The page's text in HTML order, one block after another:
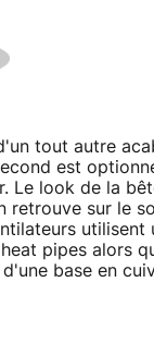
tout autre
est
Le look de la
retrouve sur le
utilisent
pipes alors
base en